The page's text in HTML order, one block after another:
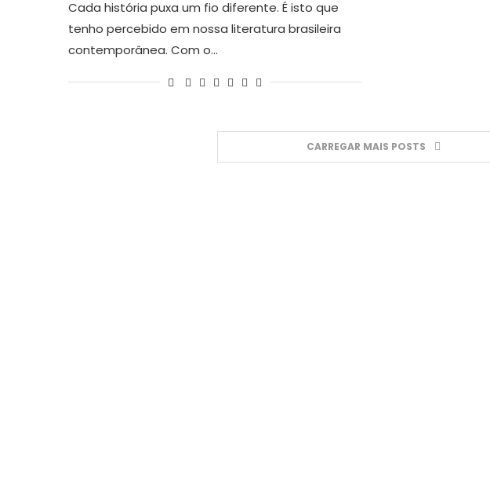
Cada história puxa um fio diferente. É isto que
tenho percebido em nossa literatura brasileira
contemporânea. Com o…
CARREGAR MAIS POSTS